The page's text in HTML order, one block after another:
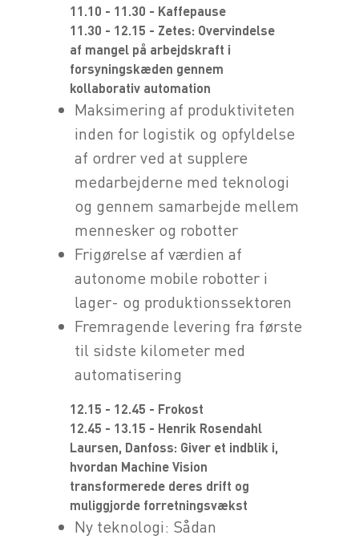
11.10 - 11.30 - Kaffepause
11.30 - 12.15 - Zetes: Overvindelse
af mangel på arbejdskraft i
forsyningskæden gennem
kollaborativ automation
Maksimering af produktiviteten
inden for logistik og opfyldelse
af ordrer ved at supplere
medarbejderne med teknologi
og gennem samarbejde mellem
mennesker og robotter
Frigørelse af værdien af
autonome mobile robotter i
lager- og produktionssektoren
Fremragende levering fra første
til sidste kilometer med
automatisering
12.15 - 12.45 - Frokost
12.45 - 13.15 - Henrik Rosendahl
Laursen, Danfoss: Giver et indblik i,
hvordan Machine Vision
transformerede deres drift og
muliggjorde forretningsvækst
Ny teknologi: Sådan